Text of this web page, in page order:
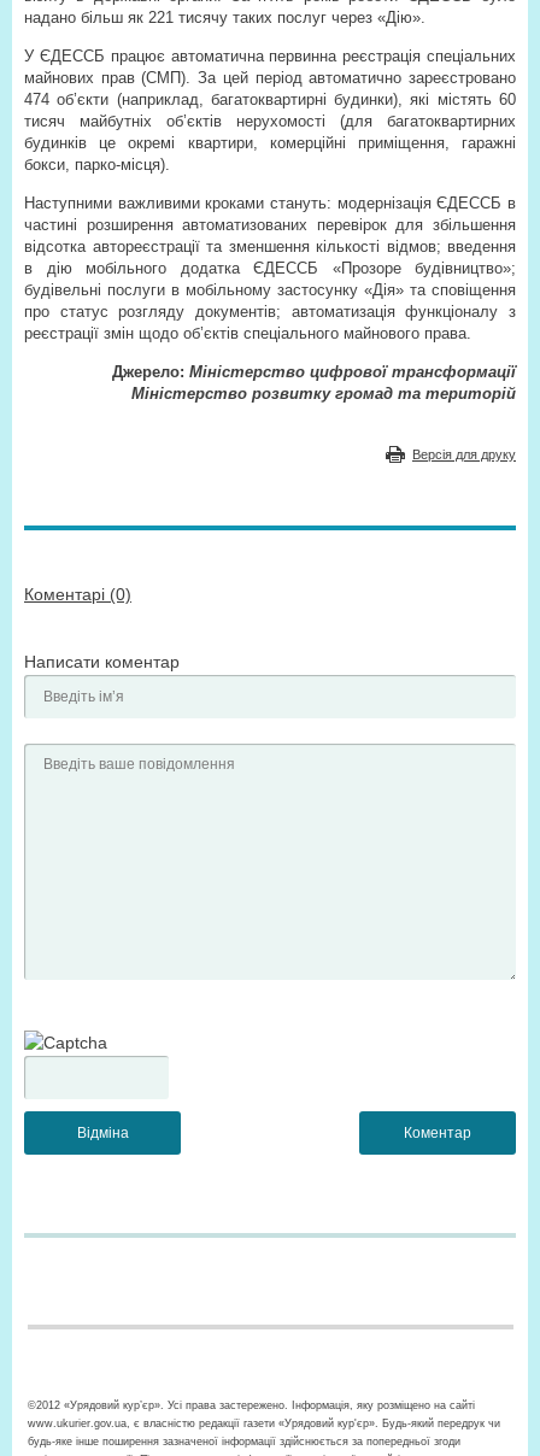
надано більш як 221 тисячу таких послуг через «Дію».
У ЄДЕССБ працює автоматична первинна реєстрація спеціальних
майнових прав (СМП). За цей період автоматично зареєстровано
474 об’єкти (наприклад, багатоквартирні будинки), які містять 60
тисяч майбутніх об’єктів нерухомості (для багатоквартирних
будинків це окремі квартири, комерційні приміщення, гаражні
бокси, парко-місця).
Наступними важливими кроками стануть: модернізація ЄДЕССБ в
частині розширення автоматизованих перевірок для збільшення
відсотка автореєстрації та зменшення кількості відмов; введення
в дію мобільного додатка ЄДЕССБ «Прозоре будівництво»;
будівельні послуги в мобільному застосунку «Дія» та сповіщення
про статус розгляду документів; автоматизація функціоналу з
реєстрації змін щодо об’єктів спеціального майнового права.
Джерело: Міністерство цифрової трансформації
Міністерство розвитку громад та територій
Версія для друку
Коментарі (0)
Написати коментар
©2012 «Урядовий кур’єр». Усі права застережено. Інформація, яку розміщено на сайті
www.ukurier.gov.ua, є власністю редакції газети «Урядовий кур'єр». Будь-який передрук чи
будь-яке інше поширення зазначеної інформації здійснюється за попередньої згоди